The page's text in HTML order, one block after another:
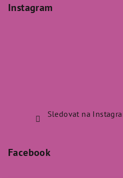
Instagram
Sledovat na
Facebook